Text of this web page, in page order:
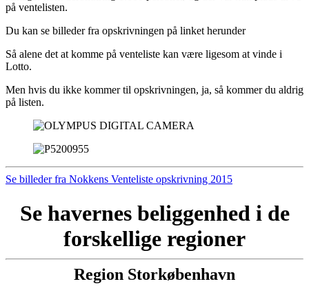
på ventelisten.
Du kan se billeder fra opskrivningen på linket herunder
Så alene det at komme på venteliste kan være ligesom at vinde i
Lotto.
Men hvis du ikke kommer til opskrivningen, ja, så kommer du aldrig
på listen.
Se billeder fra Nokkens Venteliste opskrivning 2015
Se havernes beliggenhed i de
forskellige regioner
Region Storkøbenhavn